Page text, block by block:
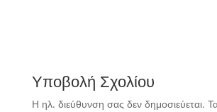
Υποβολή Σχολίου
Η ηλ. διεύθυνση σας δεν δημοσιεύεται.